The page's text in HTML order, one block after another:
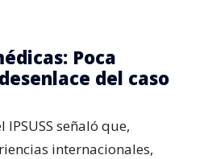
Poca
del caso
señaló que,
internacionales,